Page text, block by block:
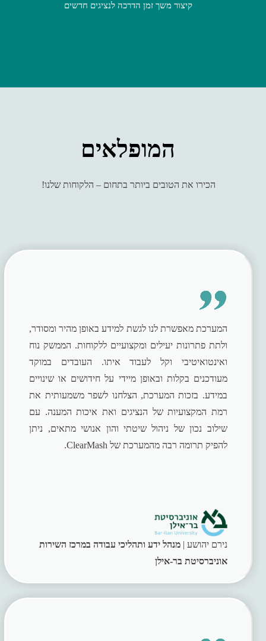
קיצור משך זמן הדרכה לנציגים חדשים
המופלאים
הכירו את הטובים ביותר בתחום – הלקוחות שלנו!
המערכת מאפשרת לנו לגשת למידע באופן מהיר ומסודר,
ולתת פתרונות יעילים ומקצועיים ללקוחות. הממשק נוח
ואינטואיטיבי וקל לעבוד איתו. העובדים במוקד
מעודכנים בקלות ובאופן מיידי על חידושים או שינויים
במידע. בזכות המערכת, הצלחנו לשפר משמעותית את
רמת המקצועיות של הנציגים ואת איכות המענה. עם
שילוב נכון של ניהול שיטתי והון אנושי מתאים, ניתן
להפיק תרומה רבה מהמערכת של ClearMash.
נירם יהושע |מנהל ידע ותהליכי עבודה במרכז השירות
אוניברסיטת בר-אילן